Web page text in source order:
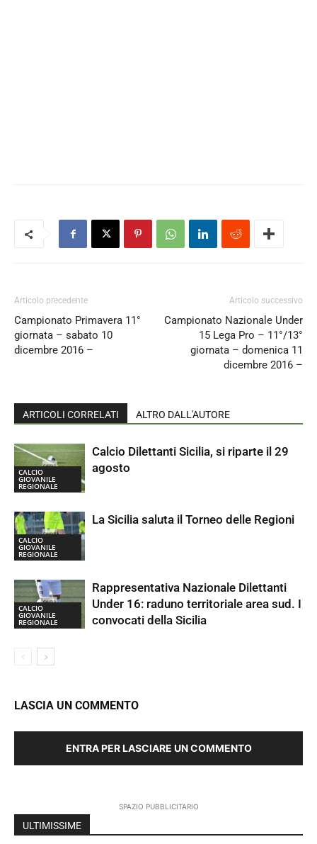
Articolo precedente
Campionato Primavera 11°
giornata – sabato 10
dicembre 2016 –
Articolo successivo
Campionato Nazionale Under
15 Lega Pro – 11°/13°
giornata – domenica 11
dicembre 2016 –
ARTICOLI CORRELATI ALTRO DALL'AUTORE
CALCIO
GIOVANILE
REGIONALE
Calcio Dilettanti Sicilia, si riparte il 29
agosto
CALCIO
GIOVANILE
REGIONALE
La Sicilia saluta il Torneo delle Regioni
CALCIO
GIOVANILE
REGIONALE
Rappresentativa Nazionale Dilettanti
Under 16: raduno territoriale area sud. I
convocati della Sicilia
LASCIA UN COMMENTO
ENTRA PER LASCIARE UN COMMENTO
SPAZIO PUBBLICITARIO
ULTIMISSIME